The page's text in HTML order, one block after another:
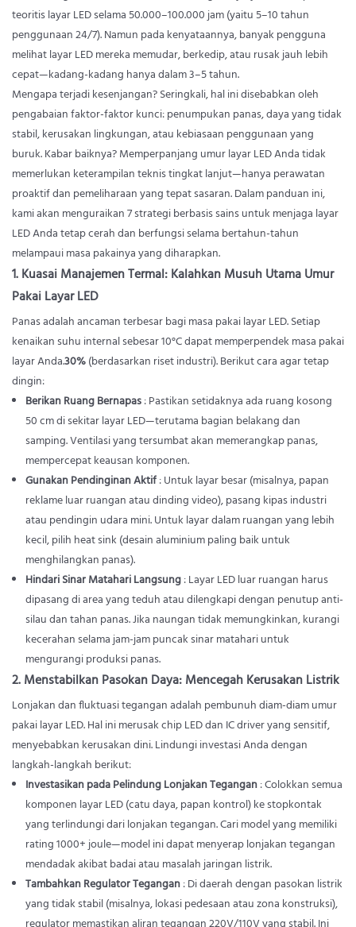
teoritis layar LED selama 50.000–100.000 jam (yaitu 5–10 tahun
penggunaan 24/7). Namun pada kenyataannya, banyak pengguna
melihat layar LED mereka memudar, berkedip, atau rusak jauh lebih
cepat—kadang-kadang hanya dalam 3–5 tahun.
Mengapa terjadi kesenjangan? Seringkali, hal ini disebabkan oleh
pengabaian faktor-faktor kunci: penumpukan panas, daya yang tidak
stabil, kerusakan lingkungan, atau kebiasaan penggunaan yang
buruk. Kabar baiknya? Memperpanjang umur layar LED Anda tidak
memerlukan keterampilan teknis tingkat lanjut—hanya perawatan
proaktif dan pemeliharaan yang tepat sasaran. Dalam panduan ini,
kami akan menguraikan 7 strategi berbasis sains untuk menjaga layar
LED Anda tetap cerah dan berfungsi selama bertahun-tahun
melampaui masa pakainya yang diharapkan.
1. Kuasai Manajemen Termal: Kalahkan Musuh Utama Umur
Pakai Layar LED
Panas adalah ancaman terbesar bagi masa pakai layar LED. Setiap
kenaikan suhu internal sebesar 10°C dapat memperpendek masa pakai
layar Anda.30%(berdasarkan riset industri). Berikut cara agar tetap
dingin:
Berikan Ruang Bernapas: Pastikan setidaknya ada ruang kosong
50 cm di sekitar layar LED—terutama bagian belakang dan
samping. Ventilasi yang tersumbat akan memerangkap panas,
mempercepat keausan komponen.
Gunakan Pendinginan Aktif: Untuk layar besar (misalnya, papan
reklame luar ruangan atau dinding video), pasang kipas industri
atau pendingin udara mini. Untuk layar dalam ruangan yang lebih
kecil, pilih heat sink (desain aluminium paling baik untuk
menghilangkan panas).
Hindari Sinar Matahari Langsung: Layar LED luar ruangan harus
dipasang di area yang teduh atau dilengkapi dengan penutup anti-
silau dan tahan panas. Jika naungan tidak memungkinkan, kurangi
kecerahan selama jam-jam puncak sinar matahari untuk
mengurangi produksi panas.
2. Menstabilkan Pasokan Daya: Mencegah Kerusakan Listrik
Lonjakan dan fluktuasi tegangan adalah pembunuh diam-diam umur
pakai layar LED. Hal ini merusak chip LED dan IC driver yang sensitif,
menyebabkan kerusakan dini. Lindungi investasi Anda dengan
langkah-langkah berikut:
Investasikan pada Pelindung Lonjakan Tegangan: Colokkan semua
komponen layar LED (catu daya, papan kontrol) ke stopkontak
yang terlindungi dari lonjakan tegangan. Cari model yang memiliki
rating 1000+ joule—model ini dapat menyerap lonjakan tegangan
mendadak akibat badai atau masalah jaringan listrik.
Tambahkan Regulator Tegangan: Di daerah dengan pasokan listrik
yang tidak stabil (misalnya, lokasi pedesaan atau zona konstruksi),